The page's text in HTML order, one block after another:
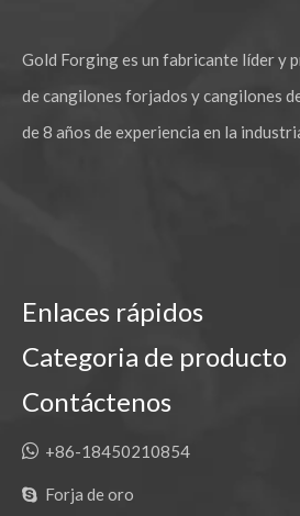
Gold Forging es un fabricante líder y
de cangilones forjados y cangilones
de 8 años de experiencia en la
Enlaces rápidos
Categoria de producto
Contáctenos
 +86-18450210854
 Forja de oro